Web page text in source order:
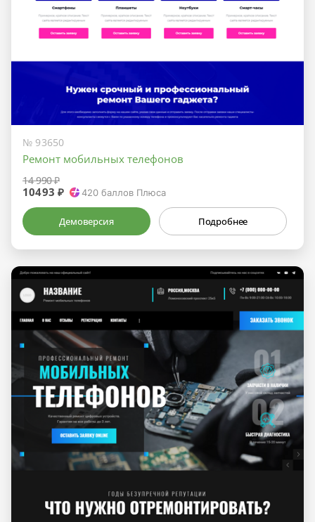
№ 93650
Ремонт мобильных телефонов
14 990 ₽
10493 ₽ 420 баллов Плюса
Демоверсия Подробнее